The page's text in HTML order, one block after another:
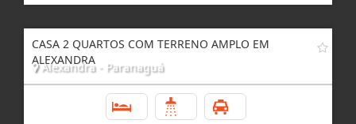
CASA 2 QUARTOS COM TERRENO AMPLO EM
ALEXANDRA
Alexandra - Paranaguá